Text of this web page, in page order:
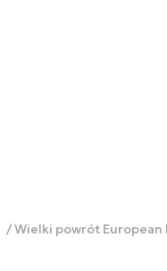
Wielki powrót European